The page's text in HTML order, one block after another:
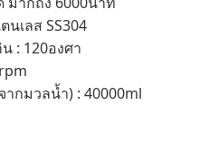
เลส SS304
: 120องศา
กมวลน้ำ) : 40000ml